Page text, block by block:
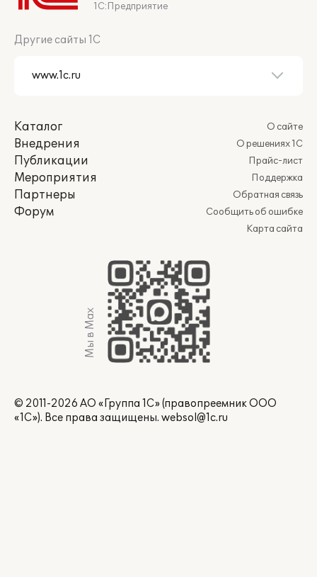
1С:Предприятие
Другие сайты 1С
Каталог
Внедрения
Публикации
Мероприятия
Партнеры
Форум
О сайте
О решениях 1С
Прайс-лист
Поддержка
Обратная связь
Сообщить об ошибке
Карта сайта
Мы в Max
© 2011-2026 АО «Группа 1С» (правопреемник ООО
«1С»). Все права защищены. websol@1c.ru